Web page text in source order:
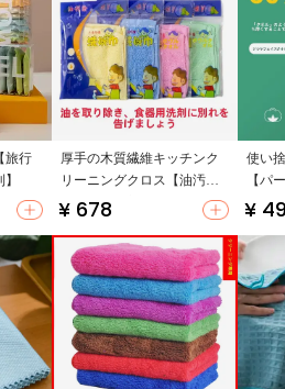
旅行
厚手の木質繊維キッチンク
リーニングクロス【油汚れ
に強い・洗剤不要】
¥ 678
使い
【パ
乾湿両
¥